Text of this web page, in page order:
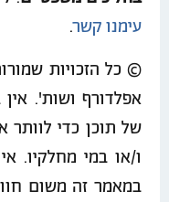
עימנו קשר.
© כל הזכויות
אפלדורף ושות'.
של תוכן כדי לוותר
ו/או במי מחלקיו.
במאמר זה משום